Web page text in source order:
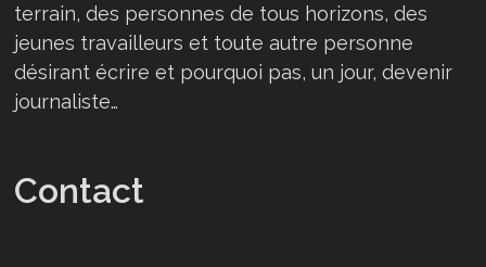
terrain, des personnes de tous horizons, des
jeunes travailleurs et toute autre personne
désirant écrire et pourquoi pas, un jour, devenir
journaliste…
Contact